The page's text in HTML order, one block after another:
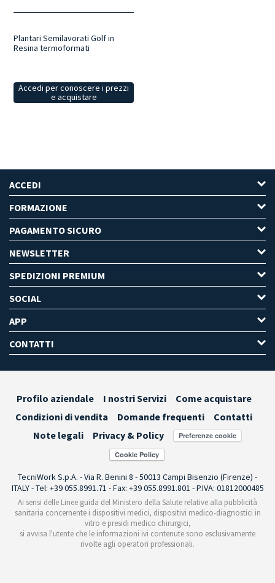
Plantari Semilavorati Golf in
Resina termoformati
Accedi per conoscere i prezzi
e acquistare
ACCEDI
FORMAZIONE
PAGAMENTO SICURO
NEWSLETTER
SPEDIZIONI PREMIUM
SOCIAL
APP
CONTATTI
Profilo aziendale I nostri Servizi
Come acquistare
Condizioni di vendita
Domande frequenti
Contatti
Note legali
Privacy & Policy Preferenze cookie
TecniWork S.p.A. - Via R. Benini 8 - 50013 Campi Bisenzio (Firenze) -
ITALY - Tel: +39 055.8991.71 - Fax: +39 055.8991.801 - P.IVA: 01812000485
Ai sensi delle Linee guida del Ministero della Salute relative alla pubblicità
sanitaria concernente i dispositivi medici, dispositivi medico-diagnostici in
vitro e presidi medico chirurgici,
si avvisa l'utente che le informazioni ivi contenute sono esclusivamente
rivolte agli operatori professionali.